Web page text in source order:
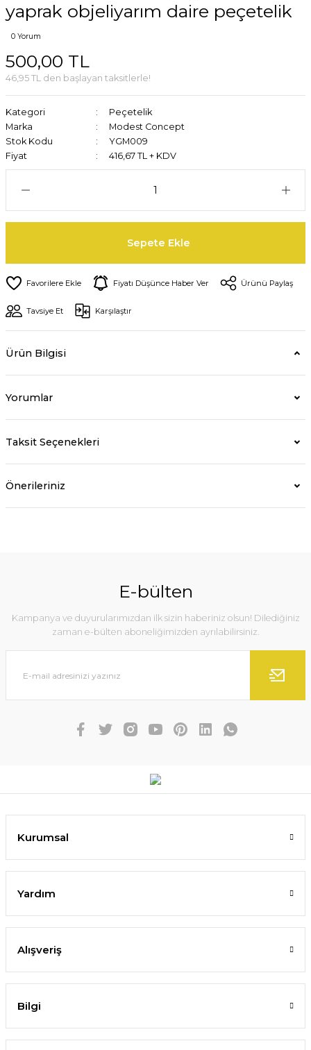
yaprak objeliyarım daire peçetelik
0 Yorum
500,00 TL
46,95 TL den başlayan taksitlerle!
Kategori
Peçetelik
Marka
Modest Concept
Stok Kodu
YGM009
Fiyat
416,67 TL + KDV
Sepete Ekle
Fiyatı Düşünce Haber Ver Ürünü Paylaş
Tavsiye Et Karşılaştır
Ürün Bilgisi
Yorumlar
Taksit Seçenekleri
Önerileriniz
E-bülten
Kampanya ve duyurularımızdan ilk sizin haberiniz olsun! Dilediğiniz
zaman e-bülten aboneliğimizden ayrılabilirsiniz.
Kurumsal
Yardım
Alışveriş
Bilgi